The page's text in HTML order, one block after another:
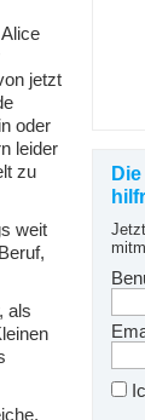
jetzt
oder
leider
zu
weit
als